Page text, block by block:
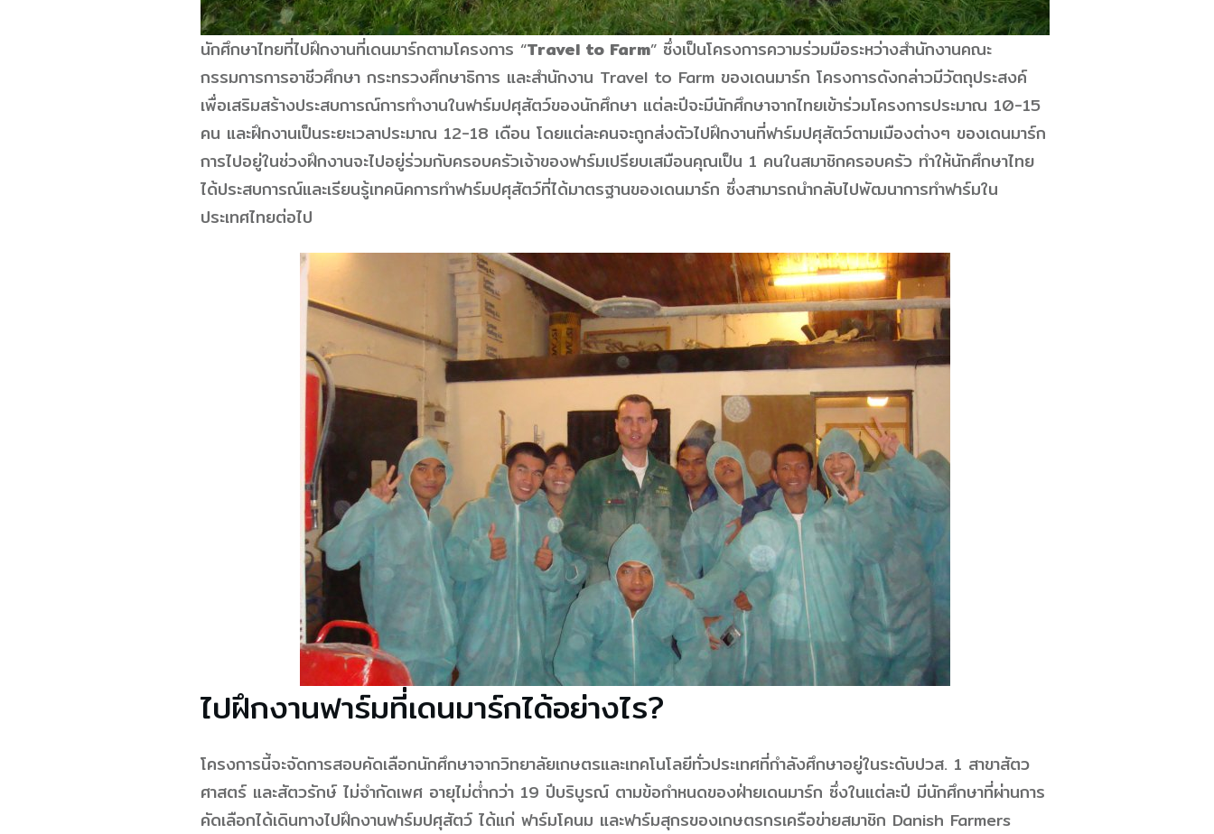
นักศึกษาไทยที่ไปฝึกงานที่เดนมาร์กตามโครงการ “Travel to Farm” ซึ่งเป็นโครงการความร่วมมือระหว่างสำนักงานคณะ
กรรมการการอาชีวศึกษา กระทรวงศึกษาธิการ และสำนักงาน Travel to Farm ของเดนมาร์ก โครงการดังกล่าวมีวัตถุประสงค์
เพื่อเสริมสร้างประสบการณ์การทำงานในฟาร์มปศุสัตว์ของนักศึกษา แต่ละปีจะมีนักศึกษาจากไทยเข้าร่วมโครงการประมาณ 10-15
คน และฝึกงานเป็นระยะเวลาประมาณ 12-18 เดือน โดยแต่ละคนจะถูกส่งตัวไปฝึกงานที่ฟาร์มปศุสัตว์ตามเมืองต่างๆ ของเดนมาร์ก
การไปอยู่ในช่วงฝึกงานจะไปอยู่ร่วมกับครอบครัวเจ้าของฟาร์มเปรียบเสมือนคุณเป็น 1 คนในสมาชิกครอบครัว ทำให้นักศึกษาไทย
ได้ประสบการณ์และเรียนรู้เทคนิคการทำฟาร์มปศุสัตว์ที่ได้มาตรฐานของเดนมาร์ก ซึ่งสามารถนำกลับไปพัฒนาการทำฟาร์มใน
ประเทศไทยต่อไป
ไปฝึกงานฟาร์มที่เดนมาร์กได้อย่างไร?
โครงการนี้จะจัดการสอบคัดเลือกนักศึกษาจากวิทยาลัยเกษตรและเทคโนโลยีทั่วประเทศที่กำลังศึกษาอยู่ในระดับปวส. 1 สาขาสัตว
ศาสตร์ และสัตวรักษ์ ไม่จำกัดเพศ อายุไม่ต่ำกว่า 19 ปีบริบูรณ์ ตามข้อกำหนดของฝ่ายเดนมาร์ก ซึ่งในแต่ละปี มีนักศึกษาที่ผ่านการ
คัดเลือกได้เดินทางไปฝึกงานฟาร์มปศุสัตว์ ได้แก่ ฟาร์มโคนม และฟาร์มสุกรของเกษตรกรเครือข่ายสมาชิก Danish Farmers